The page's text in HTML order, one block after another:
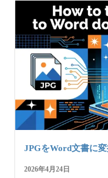
JPGをWord文書に
2026年4月24日